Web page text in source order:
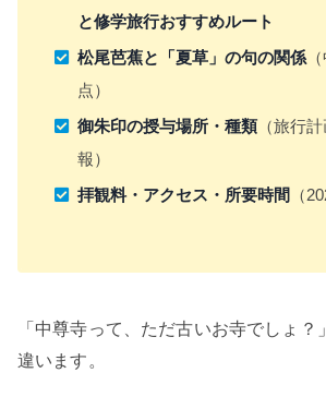
と修学旅行おすすめルート
松尾芭蕉と「夏草」の句の関係（
点）
御朱印の授与場所・種類（旅行
報）
拝観料・アクセス・所要時間 （
「中尊寺って、ただ古いお寺でしょ
違います。